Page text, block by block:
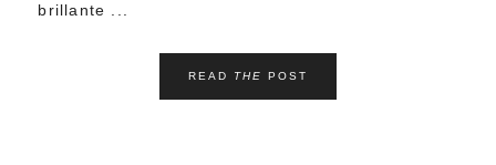
brillante ...
READ THE POST